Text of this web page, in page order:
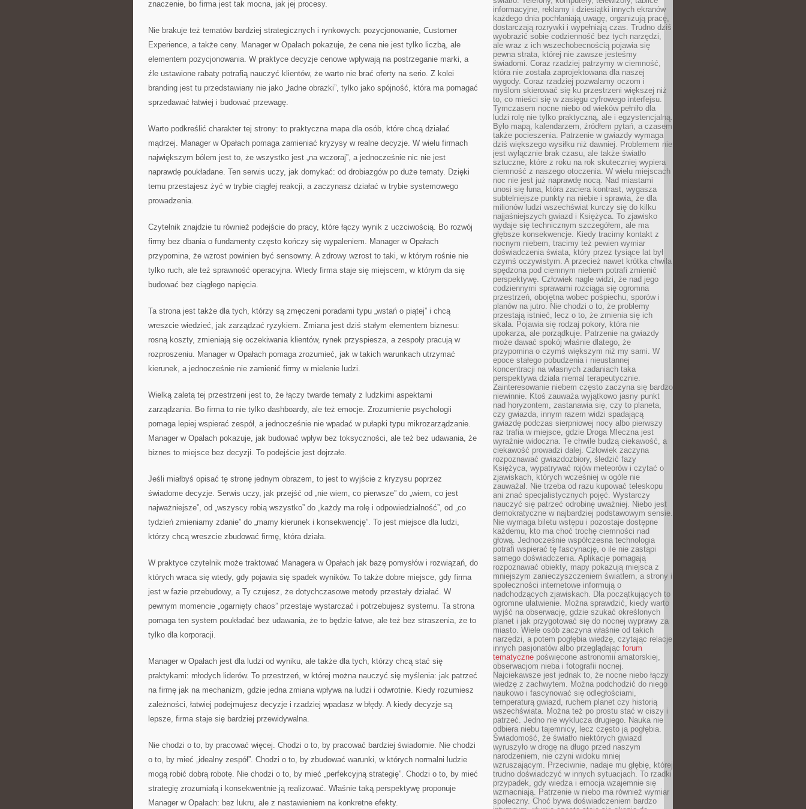
znaczenie, bo firma jest tak mocna, jak jej procesy.
Nie brakuje też tematów bardziej strategicznych i rynkowych: pozycjonowanie, Customer
Experience, a także ceny. Manager w Opałach pokazuje, że cena nie jest tylko liczbą, ale
elementem pozycjonowania. W praktyce decyzje cenowe wpływają na postrzeganie marki, a
źle ustawione rabaty potrafią nauczyć klientów, że warto nie brać oferty na serio. Z kolei
branding jest tu przedstawiany nie jako „ładne obrazki”, tylko jako spójność, która ma pomagać
sprzedawać łatwiej i budować przewagę.
Warto podkreślić charakter tej strony: to praktyczna mapa dla osób, które chcą działać
mądrzej. Manager w Opałach pomaga zamieniać kryzysy w realne decyzje. W wielu firmach
największym bólem jest to, że wszystko jest „na wczoraj”, a jednocześnie nic nie jest
naprawdę poukładane. Ten serwis uczy, jak domykać: od drobiazgów po duże tematy. Dzięki
temu przestajesz żyć w trybie ciągłej reakcji, a zaczynasz działać w trybie systemowego
prowadzenia.
Czytelnik znajdzie tu również podejście do pracy, które łączy wynik z uczciwością. Bo rozwój
firmy bez dbania o fundamenty często kończy się wypaleniem. Manager w Opałach
przypomina, że wzrost powinien być sensowny. A zdrowy wzrost to taki, w którym rośnie nie
tylko ruch, ale też sprawność operacyjna. Wtedy firma staje się miejscem, w którym da się
budować bez ciągłego napięcia.
Ta strona jest także dla tych, którzy są zmęczeni poradami typu „wstań o piątej” i chcą
wreszcie wiedzieć, jak zarządzać ryzykiem. Zmiana jest dziś stałym elementem biznesu:
rosną koszty, zmieniają się oczekiwania klientów, rynek przyspiesza, a zespoły pracują w
rozproszeniu. Manager w Opałach pomaga zrozumieć, jak w takich warunkach utrzymać
kierunek, a jednocześnie nie zamienić firmy w mielenie ludzi.
Wielką zaletą tej przestrzeni jest to, że łączy twarde tematy z ludzkimi aspektami
zarządzania. Bo firma to nie tylko dashboardy, ale też emocje. Zrozumienie psychologii
pomaga lepiej wspierać zespół, a jednocześnie nie wpadać w pułapki typu mikrozarządzanie.
Manager w Opałach pokazuje, jak budować wpływ bez toksyczności, ale też bez udawania, że
biznes to miejsce bez decyzji. To podejście jest dojrzałe.
Jeśli miałbyś opisać tę stronę jednym obrazem, to jest to wyjście z kryzysu poprzez
świadome decyzje. Serwis uczy, jak przejść od „nie wiem, co pierwsze” do „wiem, co jest
najważniejsze”, od „wszyscy robią wszystko” do „każdy ma rolę i odpowiedzialność”, od „co
tydzień zmieniamy zdanie” do „mamy kierunek i konsekwencję”. To jest miejsce dla ludzi,
którzy chcą wreszcie zbudować firmę, która działa.
W praktyce czytelnik może traktować Managera w Opałach jak bazę pomysłów i rozwiązań, do
których wraca się wtedy, gdy pojawia się spadek wyników. To także dobre miejsce, gdy firma
jest w fazie przebudowy, a Ty czujesz, że dotychczasowe metody przestały działać. W
pewnym momencie „ogarnięty chaos” przestaje wystarczać i potrzebujesz systemu. Ta strona
pomaga ten system poukładać bez udawania, że to będzie łatwe, ale też bez straszenia, że to
tylko dla korporacji.
Manager w Opałach jest dla ludzi od wyniku, ale także dla tych, którzy chcą stać się
praktykami: młodych liderów. To przestrzeń, w której można nauczyć się myślenia: jak patrzeć
na firmę jak na mechanizm, gdzie jedna zmiana wpływa na ludzi i odwrotnie. Kiedy rozumiesz
zależności, łatwiej podejmujesz decyzje i rzadziej wpadasz w błędy. A kiedy decyzje są
lepsze, firma staje się bardziej przewidywalna.
Nie chodzi o to, by pracować więcej. Chodzi o to, by pracować bardziej świadomie. Nie chodzi
o to, by mieć „idealny zespół”. Chodzi o to, by zbudować warunki, w których normalni ludzie
mogą robić dobrą robotę. Nie chodzi o to, by mieć „perfekcyjną strategię”. Chodzi o to, by mieć
strategię zrozumiałą i konsekwentnie ją realizować. Właśnie taką perspektywę proponuje
Manager w Opałach: bez lukru, ale z nastawieniem na konkretne efekty.
informacyjne, reklamy i dziesiątki innych ekranów
każdego dnia pochłaniają uwagę, organizują pracę,
dostarczają rozrywki i wypełniają czas. Trudno dziś
wyobrazić sobie codzienność bez tych narzędzi,
ale wraz z ich wszechobecnością pojawia się
pewna strata, której nie zawsze jesteśmy
świadomi. Coraz rzadziej patrzymy w ciemność,
która nie została zaprojektowana dla naszej
wygody. Coraz rzadziej pozwalamy oczom i
myślom skierować się ku przestrzeni większej niż
to, co mieści się w zasięgu cyfrowego interfejsu.
Tymczasem nocne niebo od wieków pełniło dla
ludzi rolę nie tylko praktyczną, ale i egzystencjalną.
Było mapą, kalendarzem, źródłem pytań, a czasem
także pocieszenia. Patrzenie w gwiazdy wymaga
dziś większego wysiłku niż dawniej. Problemem nie
jest wyłącznie brak czasu, ale także światło
sztuczne, które z roku na rok skuteczniej wypiera
ciemność z naszego otoczenia. W wielu miejscach
noc nie jest już naprawdę nocą. Nad miastami
unosi się łuna, która zaciera kontrast, wygasza
subtelniejsze punkty na niebie i sprawia, że dla
milionów ludzi wszechświat kurczy się do kilku
najjaśniejszych gwiazd i Księżyca. To zjawisko
wydaje się technicznym szczegółem, ale ma
głębsze konsekwencje. Kiedy tracimy kontakt z
nocnym niebem, tracimy też pewien wymiar
doświadczenia świata, który przez tysiące lat był
czymś oczywistym. A przecież nawet krótka chwila
spędzona pod ciemnym niebem potrafi zmienić
perspektywę. Człowiek nagle widzi, że nad jego
codziennymi sprawami rozciąga się ogromna
przestrzeń, obojętna wobec pośpiechu, sporów i
planów na jutro. Nie chodzi o to, że problemy
przestają istnieć, lecz o to, że zmienia się ich
skala. Pojawia się rodzaj pokory, która nie
upokarza, ale porządkuje. Patrzenie na gwiazdy
może dawać spokój właśnie dlatego, że
przypomina o czymś większym niż my sami. W
epoce stałego pobudzenia i nieustannej
koncentracji na własnych zadaniach taka
perspektywa działa niemal terapeutycznie.
Zainteresowanie niebem często zaczyna się bardzo
niewinnie. Ktoś zauważa wyjątkowo jasny punkt
nad horyzontem, zastanawia się, czy to planeta,
czy gwiazda, innym razem widzi spadającą
gwiazdę podczas sierpniowej nocy albo pierwszy
raz trafia w miejsce, gdzie Droga Mleczna jest
wyraźnie widoczna. Te chwile budzą ciekawość, a
ciekawość prowadzi dalej. Człowiek zaczyna
rozpoznawać gwiazdozbiory, śledzić fazy
Księżyca, wypatrywać rojów meteorów i czytać o
zjawiskach, których wcześniej w ogóle nie
zauważał. Nie trzeba od razu kupować teleskopu
ani znać specjalistycznych pojęć. Wystarczy
nauczyć się patrzeć odrobinę uważniej. Niebo jest
demokratyczne w najbardziej podstawowym sensie.
Nie wymaga biletu wstępu i pozostaje dostępne
każdemu, kto ma choć trochę ciemności nad
głową. Jednocześnie współczesna technologia
potrafi wspierać tę fascynację, o ile nie zastąpi
samego doświadczenia. Aplikacje pomagają
rozpoznawać obiekty, mapy pokazują miejsca z
mniejszym zanieczyszczeniem światłem, a strony i
społeczności internetowe informują o
nadchodzących zjawiskach. Dla początkujących to
ogromne ułatwienie. Można sprawdzić, kiedy warto
wyjść na obserwację, gdzie szukać określonych
planet i jak przygotować się do nocnej wyprawy za
miasto. Wiele osób zaczyna właśnie od takich
narzędzi, a potem pogłębia wiedzę, czytając relacje
innych pasjonatów albo przeglądając forum
tematyczne poświęcone astronomii amatorskiej,
obserwacjom nieba i fotografii nocnej.
Najciekawsze jest jednak to, że nocne niebo łączy
wiedzę z zachwytem. Można podchodzić do niego
naukowo i fascynować się odległościami,
temperaturą gwiazd, ruchem planet czy historią
wszechświata. Można też po prostu stać w ciszy i
patrzeć. Jedno nie wyklucza drugiego. Nauka nie
odbiera niebu tajemnicy, lecz często ją pogłębia.
Świadomość, że światło niektórych gwiazd
wyruszyło w drogę na długo przed naszym
narodzeniem, nie czyni widoku mniej
wzruszającym. Przeciwnie, nadaje mu głębię, której
trudno doświadczyć w innych sytuacjach. To rzadki
przypadek, gdy wiedza i emocja wzajemnie się
wzmacniają. Patrzenie w niebo ma również wymiar
społeczny. Choć bywa doświadczeniem bardzo